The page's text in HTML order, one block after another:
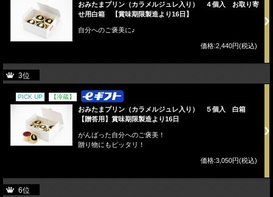
おみたまプリン（カラメルジュレ入り） ４個入 お取り寄
せ用白箱 【賞味期限製造より16日】
自分へのご褒美に♪
価格:2,440円(税込)
3位
PICK UP 【冷蔵】
おみたまプリン（カラメルジュレ入り） ５個入 白箱
【贈答用】賞味期限製造より16日
がんばった自分へのご褒美！
贈り物にもピッタリ！
価格:3,050円(税込)
6位